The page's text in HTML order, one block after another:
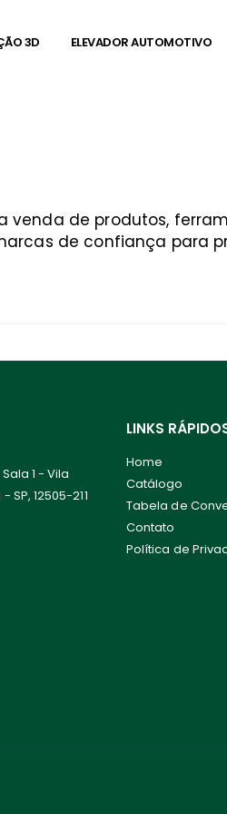
3D ELEVADOR AUTOMOTIVO
venda de produtos,
de confiança para
1 - Vila
12505-211
LINKS
Home
Catálogo
Tabela de
Contato
Política de